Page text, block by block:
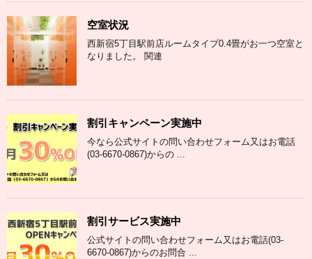
空室状況
西新宿5丁目駅前店ルームタイプ0.4畳がお一つ空室と
なりました。 関連
割引キャンペーン実施中
今なら公式サイトの問い合わせフォーム又はお電話
(03-6670-0867)からの ...
割引サービス実施中
公式サイトの問い合わせフォーム又はお電話(03-
6670-0867)からのお問合 ...